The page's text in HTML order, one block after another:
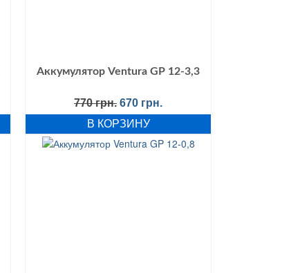
Аккумулятор Ventura GP 12-3,3
770грн. Первоначальная
цена
составляла
770 грн..
670 грн.
цена:
В КОРЗИНУ